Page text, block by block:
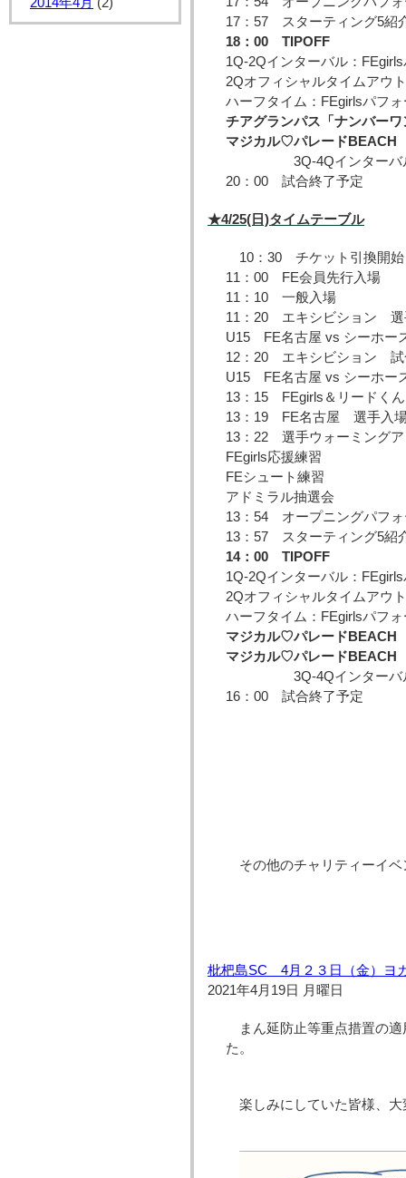
2014年4月 (2)
17：57 スターティング5紹
18：00 TIPOFF
1Q-2Qインターバル：
2Qオフィシャルタイムアウ
ハーフタイム：FEgirlsパフ
チアグランパス「ナンバーワ
マジカル♡パレードBEACH
3Q-4Qインターバ
20：00 試合終了予定
★4/25(日)タイムテーブル
10：30 チケット引換開始
11：00 FE会員先行入場
11：10 一般入場
11：20 エキシビション 選
U15 FE名古屋 vs シーホー
12：20 エキシビション 試
U15 FE名古屋 vs シーホー
13：15 FEgirls＆リードく
13：19 FE名古屋 選手入
13：22 選手ウォーミングア
FEgirls応援練習
FEシュート練習
アドミラル抽選会
13：54 オープニングパフォ
13：57 スターティング5紹
14：00 TIPOFF
1Q-2Qインターバル：
2Qオフィシャルタイムアウ
ハーフタイム：FEgirlsパフ
マジカル♡パレードBEACH
マジカル♡パレードBEACH
3Q-4Qインターバ
16：00 試合終了予定
その他のチャリティーイ
枇杷島SC 4月２３日（金）ヨ
2021年4月19日 月曜日
まん延防止等重点措置の
た。
楽しみにしていた皆様、